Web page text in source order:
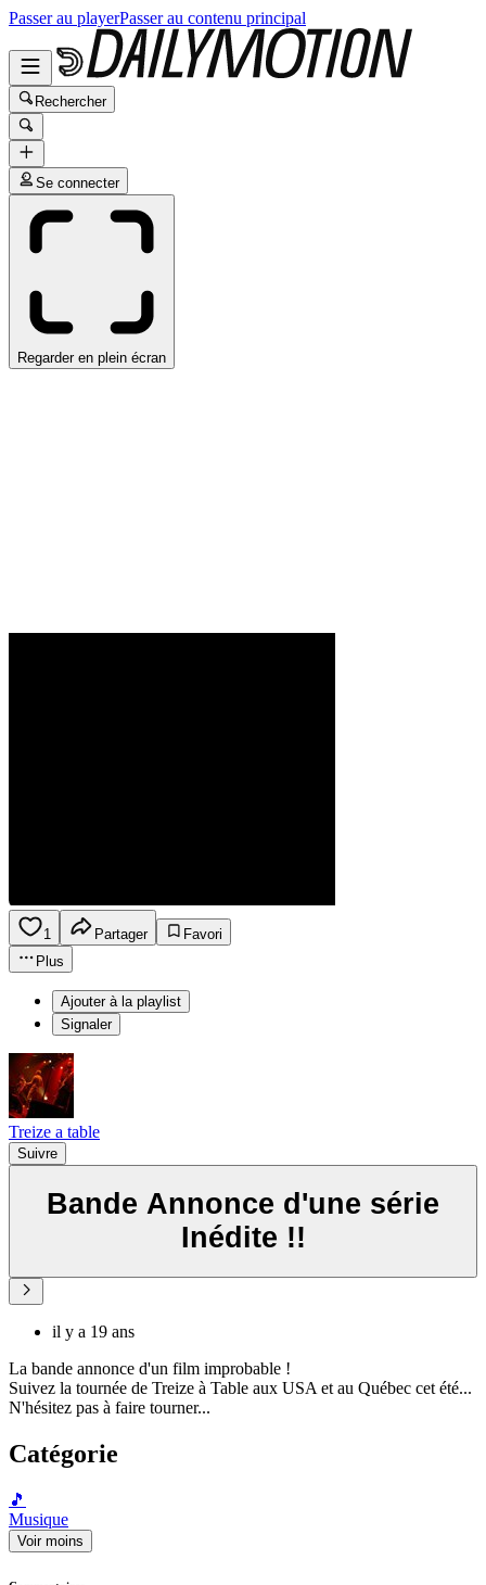
Passer au playerPasser au contenu principal
Rechercher
Se connecter
Regarder en plein écran
1 Partager
Favori
Plus
Ajouter à la playlist
Signaler
Treize a table
Suivre
Bande Annonce d'une série
Inédite !!
il y a 19 ans
La bande annonce d'un film improbable !
Suivez la tournée de Treize à Table aux USA et au Québec cet été...
N'hésitez pas à faire tourner...
Catégorie
🎵
Musique
Voir moins